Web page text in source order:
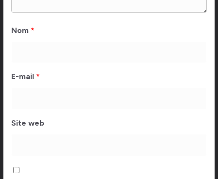
Nom *
E-mail *
Site web